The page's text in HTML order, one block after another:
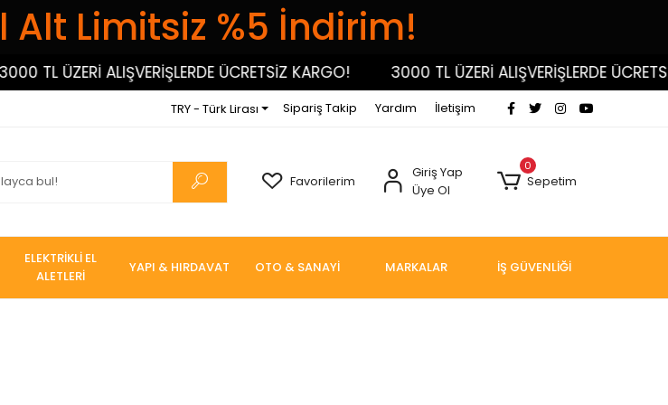
Alt Limitsiz %5 İndirim!
TL ÜZERİ ALIŞVERİŞLERDE ÜCRETSİZ KARGO! 3000 TL ÜZERİ ALIŞVERİŞLERDE
TRY - Türk Lirası Sipariş Takip Yardım İletişim
Favorilerim
Giriş Yap
Üye Ol
0
Sepetim
ELEKTRİKLİ EL
ALETLERİ
YAPI & HIRDAVAT OTO & SANAYİ MARKALAR İŞ GÜVENLİĞİ